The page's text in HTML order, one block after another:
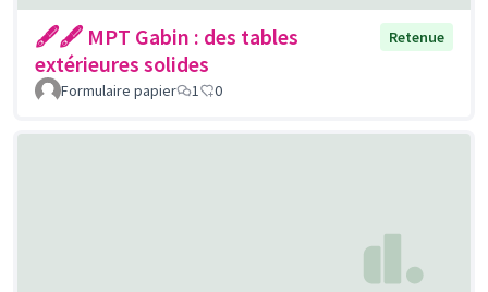
🖋🖋 MPT Gabin : des tables
extérieures solides
Retenue
Formulaire papier 1 0